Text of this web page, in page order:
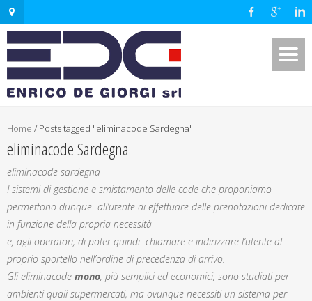
Home / Posts tagged "eliminacode Sardegna"
eliminacode Sardegna
eliminacode sardegna
I sistemi di gestione e smistamento delle code che proponiamo
permettono dunque all’utente di effettuare delle prenotazioni dedicate
in funzione della propria necessità
e, agli operatori, di poter quindi chiamare e indirizzare l’utente al
proprio sportello nell’ordine di precedenza di arrivo.
Gli eliminacode mono, più semplici ed economici, sono studiati per
ambienti quali supermercati, ma ovunque necessiti un sistema per